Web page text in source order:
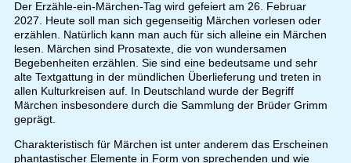
Der Erzähle-ein-Märchen-Tag wird gefeiert am 26. Februar
2027. Heute soll man sich gegenseitig Märchen vorlesen oder
erzählen. Natürlich kann man auch für sich alleine ein Märchen
lesen. Märchen sind Prosatexte, die von wundersamen
Begebenheiten erzählen. Sie sind eine bedeutsame und sehr
alte Textgattung in der mündlichen Überlieferung und treten in
allen Kulturkreisen auf. In Deutschland wurde der Begriff
Märchen insbesondere durch die Sammlung der Brüder Grimm
geprägt.
Charakteristisch für Märchen ist unter anderem das Erscheinen
phantastischer Elemente in Form von sprechenden und wie